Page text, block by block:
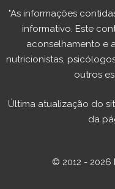
"As informações
informativo. Este
aconselhamento e
nutricionistas,
outros
Última atualização do
da
© 2012 -